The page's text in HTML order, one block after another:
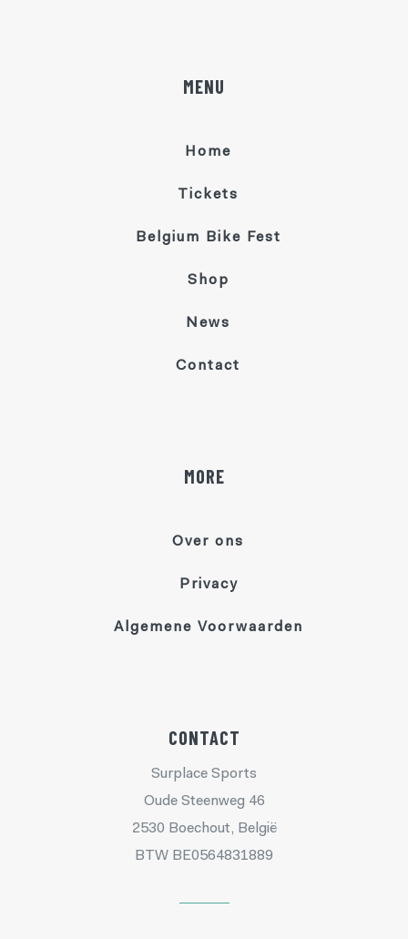
MENU
Home
Tickets
Belgium Bike Fest
Shop
News
Contact
MORE
Over ons
Privacy
Algemene Voorwaarden
CONTACT
Surplace Sports
Oude Steenweg 46
2530 Boechout, België
BTW BE0564831889